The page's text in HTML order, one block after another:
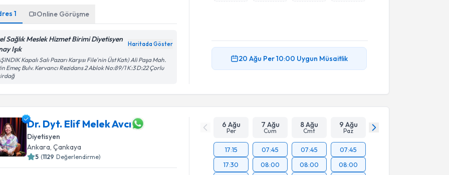
1 Online Görüşme
Sağlık Meslek Hizmet Birimi Diyetisyen
Işık
Haritada Göster
Kapalı Salı Pazarı Karşısı File'nin Üst Katı) Ali Paşa Mah.
Emeç Bulv. Kervancı Rezidans 2 Ablok No:89/1 K:3 D:22 Çorlu
20 Ağu Per10:00 Uygun Müsaitlik
Dr. Dyt. Elif Melek Avcı
Diyetisyen
Ankara, Çankaya
5 (1129 Değerlendirme)
6 Ağu
Per
7 Ağu
Cum
8 Ağu
Cmt
9 Ağu
Paz
17:15
17:30
07:45
08:00
07:45
08:00
07:45
08:00